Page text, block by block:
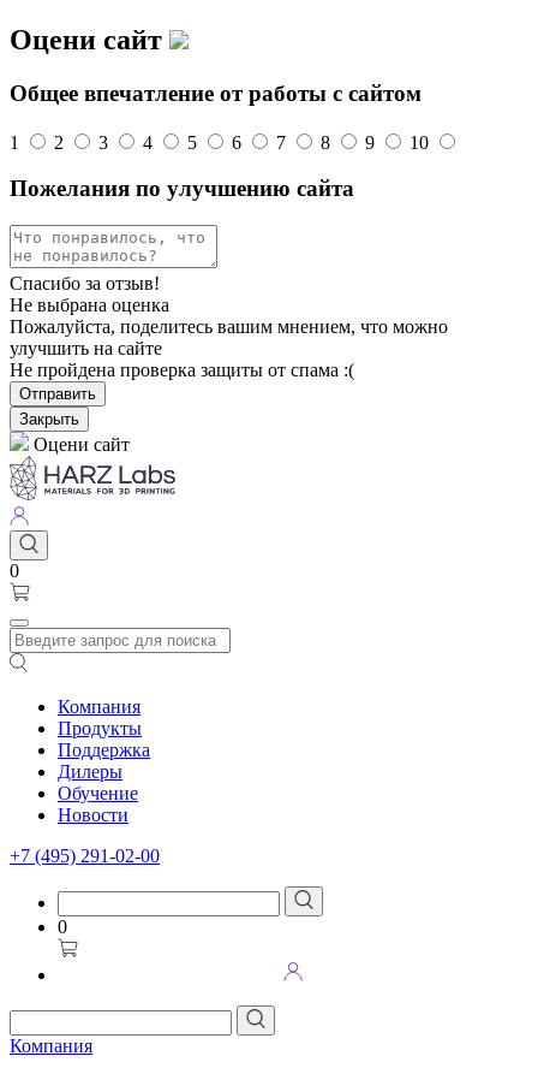
Оцени сайт
Общее впечатление от работы с сайтом
1 2 3 4 5 6 7 8 9 10
Пожелания по улучшению сайта
Спасибо за отзыв!
Не выбрана оценка
Пожалуйста, поделитесь вашим мнением, что можно
улучшить на сайте
Не пройдена проверка защиты от спама :(
Отправить
Закрыть
Оцени сайт
0
Компания
Продукты
Поддержка
Дилеры
Обучение
Новости
+7 (495) 291-02-00
0
Компания